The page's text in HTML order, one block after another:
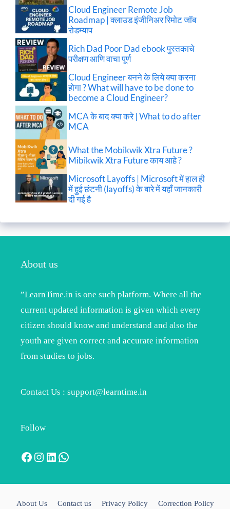
Cloud Engineer Remote Job
Roadmap | क्लाउड इंजीनिअर रिमोट जॉब
रोडम्याप
Rich Dad Poor Dad ebook पुस्तकाचे
परीक्षण आणि वाचा पूर्ण
Cloud Engineer बनने के लिये क्या करना
होगा ? What will have to be done to
become a Cloud Engineer?
MCA के बाद क्या करे | What to do after
MCA
What the Mobikwik Xtra Future ?
Mibikwik Xtra Future काय आहे ?
Microsoft Layoffs | Microsoft में हाल ही
में हुई छंटनी (layoffs) के बारे में यहाँ जानकारी
दी गई है
About us
”LearnTime.in is one such platform. Where all the
current updated information is given which every
citizen should know and understand and also the
youth are given correct and accurate information
from studies to jobs.
Contact Us : support@learntime.in
Follow
Facebook
Instagram
LinkedIn
WhatsApp
About Us Contact us Privacy Policy Correction Policy